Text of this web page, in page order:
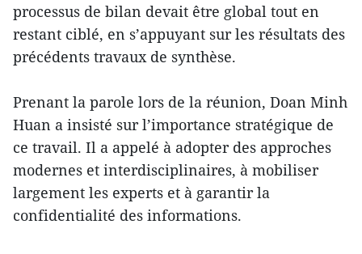
processus de bilan devait être global tout en
restant ciblé, en s’appuyant sur les résultats des
précédents travaux de synthèse.
Prenant la parole lors de la réunion, Doan Minh
Huan a insisté sur l’importance stratégique de
ce travail. Il a appelé à adopter des approches
modernes et interdisciplinaires, à mobiliser
largement les experts et à garantir la
confidentialité des informations.